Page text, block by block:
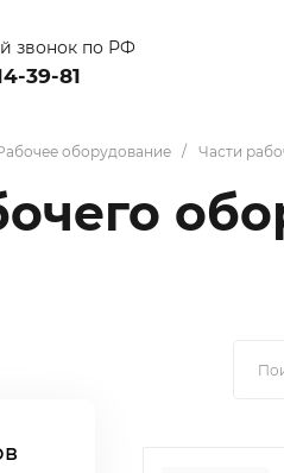
звонок по РФ
39-81
оборудование Части